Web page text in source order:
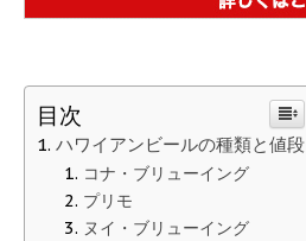
目次
ハワイアンビールの種類と値段
コナ・ブリューイング
プリモ
ヌイ・ブリューイング